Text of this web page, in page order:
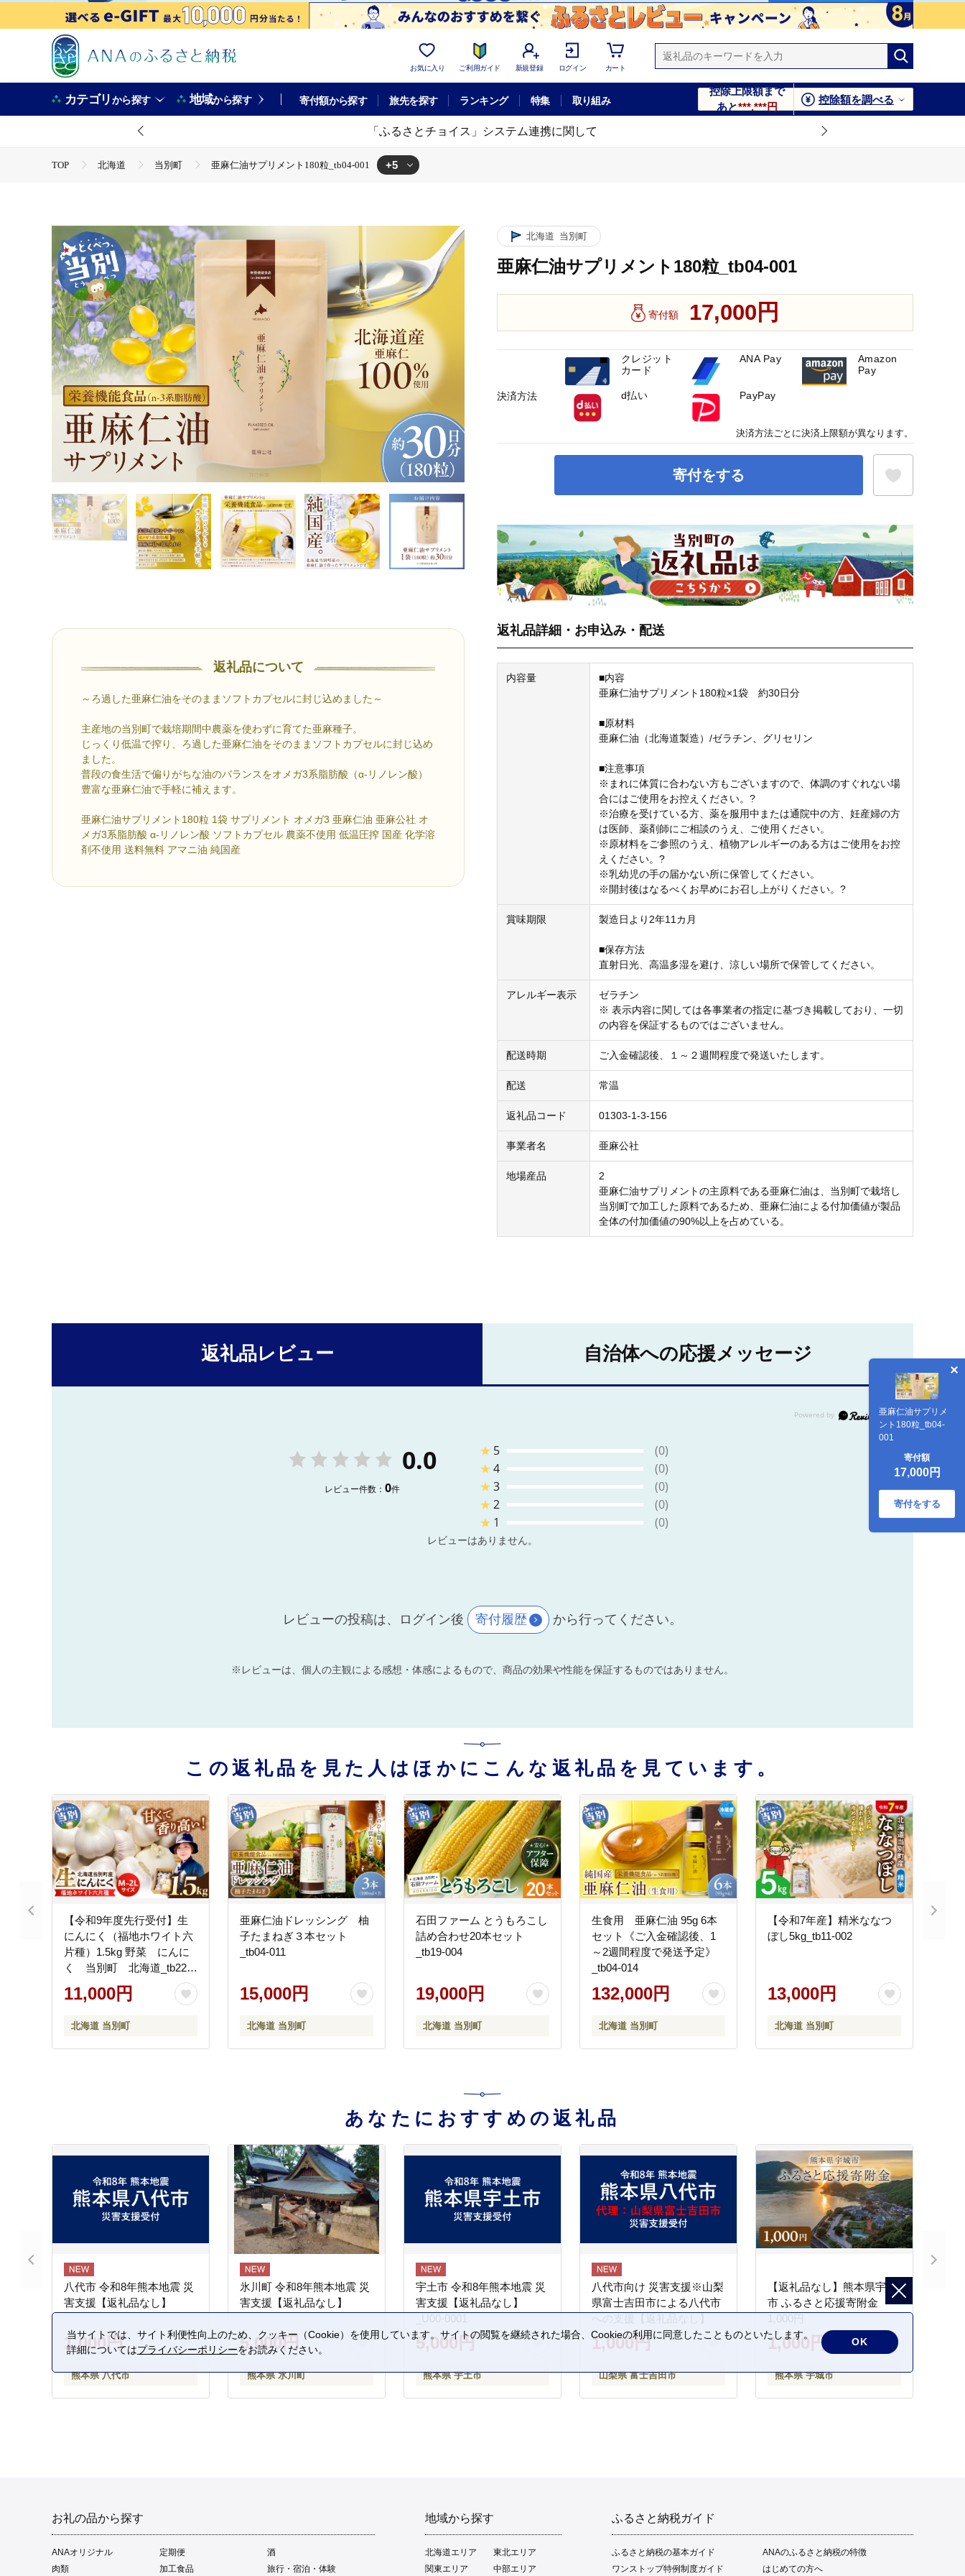
お気に入り ご利用ガイド 新規登録 ログイン カート
カテゴリから探す 地域から探す 寄付額から探す 旅先を探す ランキング 特集 取り組み
控除上限額まで
あと***,***円
控除額を調べる
「ふるさとチョイス」システム連携に関して
TOP 北海道 当別町 亜麻仁油サプリメント180粒_tb04-001 +5
日用品・雑貨 美容雑貨
返礼品について
～ろ過した亜麻仁油をそのままソフトカプセルに封じ込めました～
主産地の当別町で栽培期間中農薬を使わずに育てた亜麻種子。
じっくり低温で搾り、ろ過した亜麻仁油をそのままソフトカプセルに封じ込め
ました。
普段の食生活で偏りがちな油のバランスをオメガ3系脂肪酸（α-リノレン酸）
豊富な亜麻仁油で手軽に補えます。
亜麻仁油サプリメント180粒 1袋 サプリメント オメガ3 亜麻仁油 亜麻公社 オ
メガ3系脂肪酸 α-リノレン酸 ソフトカプセル 農薬不使用 低温圧搾 国産 化学溶
剤不使用 送料無料 アマニ油 純国産
北海道 当別町
亜麻仁油サプリメント180粒_tb04-001
寄付額 17,000円
寄付をする
亜麻仁油サプリメ
ント180粒_tb04-
001
寄付額
17,000円
寄付をする
お気に入り登録
返礼品詳細・お申込み・配送
内容量
■内容
亜麻仁油サプリメント180粒×1袋 約30日分
■原材料
亜麻仁油（北海道製造）/ゼラチン、グリセリン
■注意事項
※まれに体質に合わない方もございますので、体調のすぐれない場
合にはご使用をお控えください。?
※治療を受けている方、薬を服用中または通院中の方、妊産婦の方
は医師、薬剤師にご相談のうえ、ご使用ください。
※原材料をご参照のうえ、植物アレルギーのある方はご使用をお控
えください。?
※乳幼児の手の届かない所に保管してください。
※開封後はなるべくお早めにお召し上がりください。?
賞味期限 製造日より2年11カ月
■保存方法
直射日光、高温多湿を避け、涼しい場所で保管してください。
アレルギー表示
ゼラチン
※ 表示内容に関しては各事業者の指定に基づき掲載しており、一切
の内容を保証するものではございません。
配送時期 ご入金確認後、１～２週間程度で発送いたします。
配送 常温
返礼品コード 01303-1-3-156
事業者名 亜麻公社
地場産品
2
亜麻仁油サプリメントの主原料である亜麻仁油は、当別町で栽培し
当別町で加工した原料であるため、亜麻仁油による付加価値が製品
全体の付加価値の90%以上を占めている。
決済方法
クレジット
カード
ANA Pay
Amazon
Pay
d払い PayPay
決済方法ごとに決済上限額が異なります。
返礼品レビュー 自治体への応援メッセージ
0.0
レビュー件数： 0件
★ 5
(0)
★4
(0)
★3
(0)
★2
(0)
★ 1 (0)
レビューはありません。
レビューの投稿は、ログイン後 寄付履歴 から行ってください。
※レビューは、個人の主観による感想・体感によるもので、商品の効果や性能を保証するものではありません。
この返礼品を見た人はほかにこんな返礼品を見ています。
【令和9年度先行受付】生
にんにく（福地ホワイト六
片種）1.5kg 野菜 にんに
く 当別町 北海道_tb22-
11,000円
北海道 当別町
亜麻仁油ドレッシング 柚
子たまねぎ３本セット
_tb04-011
15,000円
北海道 当別町
石田ファーム とうもろこし
詰め合わせ20本セット
_tb19-004
19,000円
北海道 当別町
生食用 亜麻仁油 95g 6本
セット《ご入金確認後、1
～2週間程度で発送予定》
_tb04-014
132,000円
北海道 当別町
【令和7年産】精米ななつ
ぼし5kg_tb11-002
13,000円
北海道 当別町
あなたにおすすめの返礼品
八代市 令和8年熊本地震 災
害支援【返礼品なし】
1,000円
熊本県 八代市
氷川町 令和8年熊本地震 災
害支援【返礼品なし】
5,000円
熊本県 氷川町
宇土市 令和8年熊本地震 災
害支援【返礼品なし】
_U00-0001
5,000円
熊本県 宇土市
八代市向け 災害支援※山梨
県富士吉田市による八代市
への支援【返礼品なし】
1,000円
山梨県 富士吉田市
【返礼品なし】熊本県宇城
市 ふるさと応援寄附金
1,000円
1,000円
熊本県 宇城市
お礼の品から探す
ANAオリジナル 定期便
酒
肉類
加工食品 旅行・宿泊・体験
地域から探す
北海道エリア
東北エリア
関東エリア
中部エリア
ふるさと納税ガイド
ふるさと納税の基本ガイド
ANAのふるさと納税の特徴
ワンストップ特例制度ガイド
はじめての方へ
当サイトでは、サイト利便性向上のため、クッキー（Cookie）を使用しています。サイトの閲覧を継続された場合、Cookieの利用に同意したことものといたします。
詳細についてはプライバシーポリシーをお読みください。
OK